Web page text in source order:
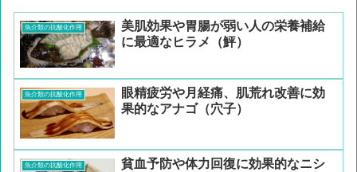
魚介類の抗酸化作用
美肌効果や胃腸が弱い人の栄養補給
に最適なヒラメ（鮃）
魚介類の抗酸化作用
眼精疲労や月経痛、肌荒れ改善に効
果的なアナゴ（穴子）
魚介類の抗酸化作用
貧血予防や体力回復に効果的なニシ